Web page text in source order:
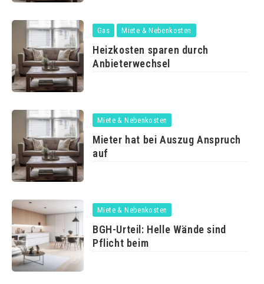
Gas Miete & Nebenkosten
Heizkosten sparen durch
Anbieterwechsel
Miete & Nebenkosten
Mieter hat bei Auszug Anspruch
auf
Miete & Nebenkosten
BGH-Urteil: Helle Wände sind
Pflicht beim